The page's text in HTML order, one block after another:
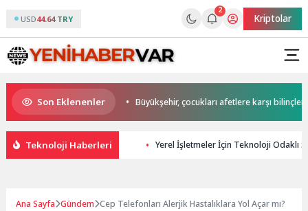
USD44.64 TRY
2
Kriptolar
Son Eklenenler
Büyükakın’dan Büyükşehir, çocukları afetlere karşı
Teknoloji Haberleri Yerel İşletmeler İçin Teknoloji Odaklı
Ana Sayfa Gündem Cep Telefonları Alerjik Hastalıklara Yol Açar mı?